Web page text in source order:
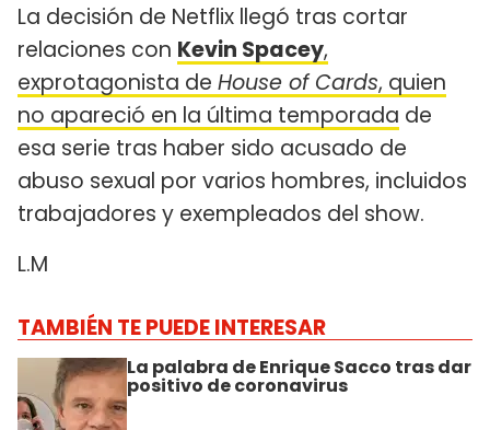
La decisión de Netflix llegó tras cortar
relaciones con Kevin Spacey,
exprotagonista de House of Cards, quien
no apareció en la última temporada de
esa serie tras haber sido acusado de
abuso sexual por varios hombres, incluidos
trabajadores y exempleados del show.
L.M
TAMBIÉN TE PUEDE INTERESAR
La palabra de Enrique Sacco tras dar
positivo de coronavirus